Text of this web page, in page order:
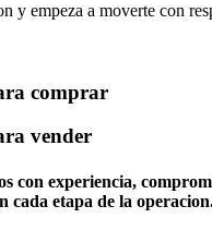
y empeza a moverte con
comprar
vender
con experiencia,
cada etapa de la